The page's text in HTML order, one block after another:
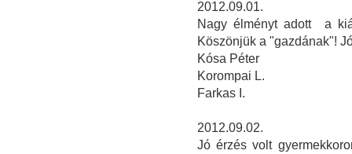
2012.09.01.
Nagy élményt adott a
Köszönjük a "gazdának"!
Kósa Péter
Korompai L.
Farkas I.
2012.09.02.
Jó érzés volt